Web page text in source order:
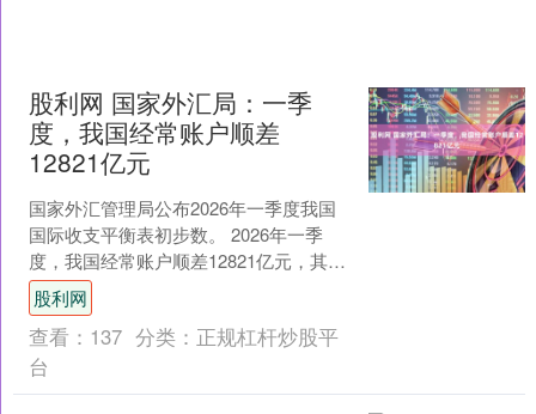
股利网 国家外汇局：一季
度，我国经常账户顺差
12821亿元
国家外汇管理局公布2026年一季度我国
国际收支平衡表初步数。 2026年一季
度，我国经常账户顺差12821亿元，其
中，货物贸易顺差17212亿元，服务贸易
逆差4....
股利网
查看： 137 分类： 正规杠杆炒股平
台